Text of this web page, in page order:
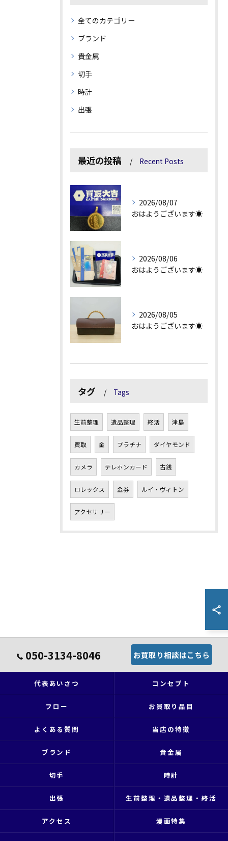
全てのカテゴリー
ブランド
貴金属
切手
時計
出張
最近の投稿 Recent Posts
2026/08/07
おはようございます☀
2026/08/06
おはようございます☀
2026/08/05
おはようございます☀
タグ Tags
生前整理 遺品整理 終活 津島
買取 金 プラチナ ダイヤモンド
カメラ テレホンカード 古銭
ロレックス 金券 ルイ・ヴィトン
アクセサリー
050-3134-8046 お買取り相談はこちら
代表あいさつ コンセプト
フロー お買取り品目
よくある質問 当店の特徴
ブランド 貴金属
切手 時計
出張 生前整理・遺品整理・終活
アクセス 漫画特集